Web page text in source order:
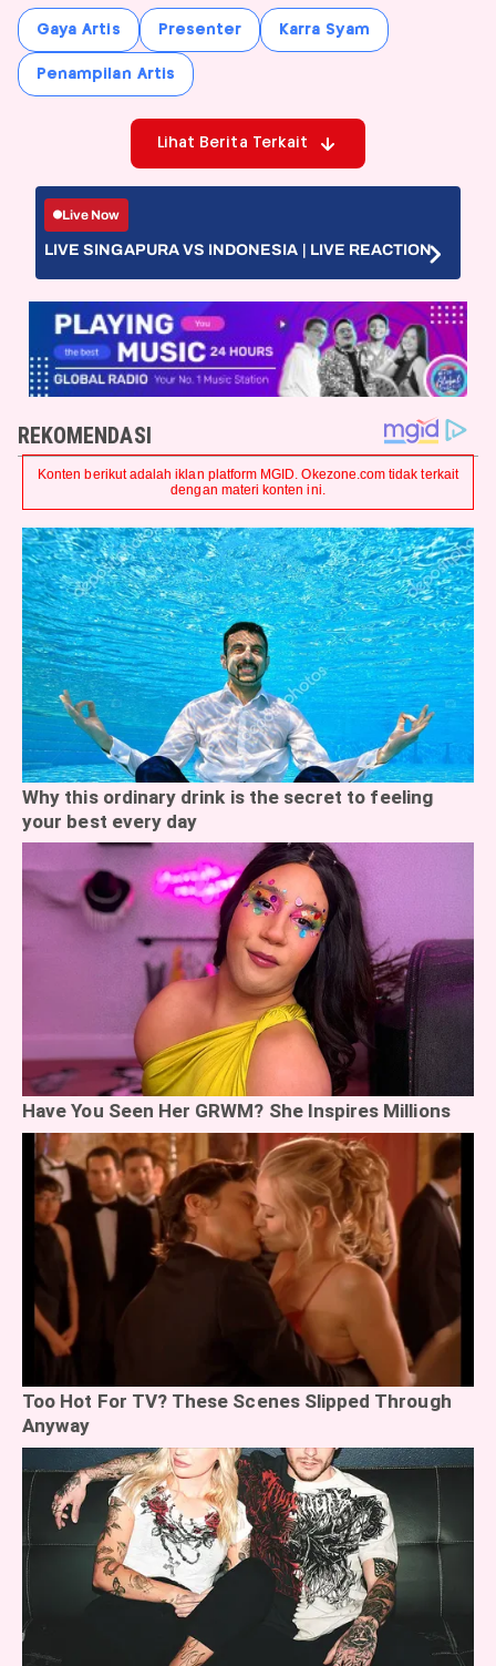
Gaya Artis Presenter Karra Syam
Penampilan Artis
Lihat Berita Terkait
Live Now
LIVE SINGAPURA VS INDONESIA | LIVE REACTION